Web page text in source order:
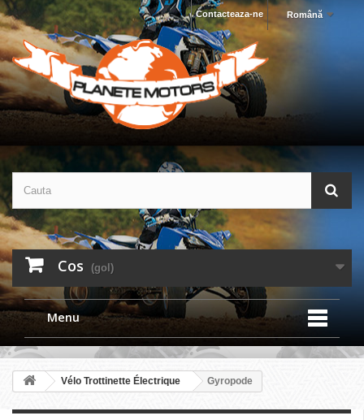
Română
Contacteaza-ne
Cos (gol)
Menu
Vélo Trottinette Électrique Gyropode